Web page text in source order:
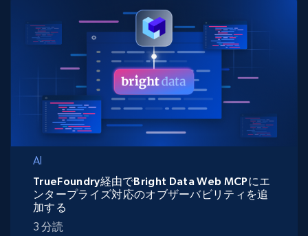
AI
TrueFoundry経由でBright Data Web MCPにエ
ンタープライズ対応のオブザーバビリティを追
加する
3 分読